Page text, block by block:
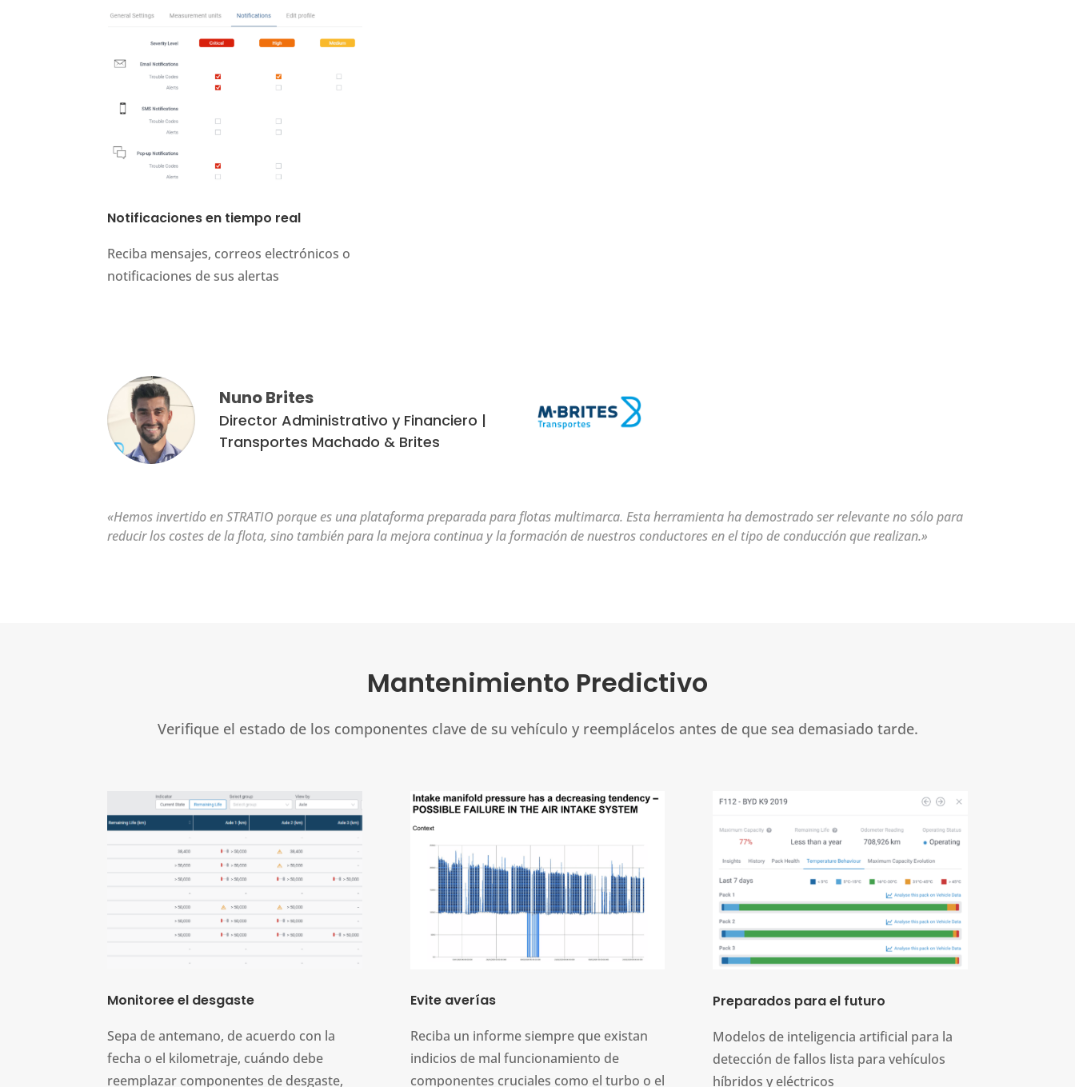
Notificaciones en tiempo real
Reciba mensajes, correos electrónicos o
notificaciones de sus alertas
Nuno Brites
Director Administrativo y Financiero |
Transportes Machado & Brites
«Hemos invertido en STRATIO porque es una plataforma preparada para flotas multimarca. Esta herramienta ha demostrado ser relevante no sólo para
reducir los costes de la flota, sino también para la mejora continua y la formación de nuestros conductores en el tipo de conducción que realizan.»
Mantenimiento Predictivo
Verifique el estado de los componentes clave de su vehículo y reemplácelos antes de que sea demasiado tarde.
Monitoree el desgaste
Sepa de antemano, de acuerdo con la
fecha o el kilometraje, cuándo debe
reemplazar componentes de desgaste,
Evite averías
Reciba un informe siempre que existan
indicios de mal funcionamiento de
componentes cruciales como el turbo o el
Preparados para el futuro
Modelos de inteligencia artificial para la
detección de fallos lista para vehículos
híbridos y eléctricos